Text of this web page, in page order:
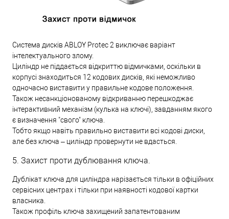
Система дисків ABLOY Protec 2 виключає варіант
інтелектуального злому.
Циліндр не піддається відкриттю відмичками, оскільки в
корпусі знаходиться 12 кодових дисків, які неможливо
одночасно виставити у правильне кодове положення.
Також несанкціонованому відкриванню перешкоджає
інтерактивний механізм (кулька на ключі), завданням якого
є визначення "свого" ключа.
Тобто якщо навіть правильно виставити всі кодові диски,
але без ключа – циліндр провернути не вдасться.
5. Захист проти дублювання ключа.
Дублікат ключа для циліндра нарізається тільки в офіційних
сервісних центрах і тільки при наявності кодової картки
власника.
Також профіль ключа захищений запатентованим